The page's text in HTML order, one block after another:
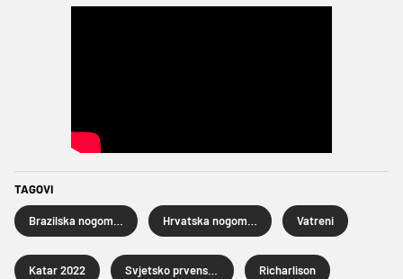
TAGOVI
Vatreni
Katar 2022 Richarlison